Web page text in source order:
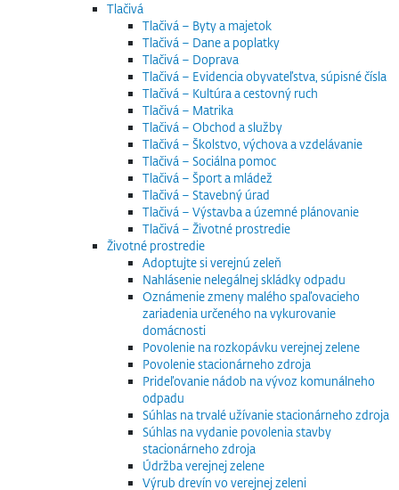
Tlačivá
Tlačivá – Byty a majetok
Tlačivá – Dane a poplatky
Tlačivá – Doprava
Tlačivá – Evidencia obyvateľstva, súpisné čísla
Tlačivá – Kultúra a cestovný ruch
Tlačivá – Matrika
Tlačivá – Obchod a služby
Tlačivá – Školstvo, výchova a vzdelávanie
Tlačivá – Sociálna pomoc
Tlačivá – Šport a mládež
Tlačivá – Stavebný úrad
Tlačivá – Výstavba a územné plánovanie
Tlačivá – Životné prostredie
Životné prostredie
Adoptujte si verejnú zeleň
Nahlásenie nelegálnej skládky odpadu
Oznámenie zmeny malého spaľovacieho
zariadenia určeného na vykurovanie
domácnosti
Povolenie na rozkopávku verejnej zelene
Povolenie stacionárneho zdroja
Prideľovanie nádob na vývoz komunálneho
odpadu
Súhlas na trvalé užívanie stacionárneho zdroja
Súhlas na vydanie povolenia stavby
stacionárneho zdroja
Údržba verejnej zelene
Výrub drevín vo verejnej zeleni